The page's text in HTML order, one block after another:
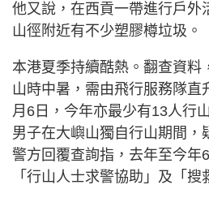
他又說，在西貢一帶進行戶外
山徑附近有不少塑膠樽垃圾。
本港夏季持續酷熱。翻查資料
山時中暑，需由飛行服務隊直
月6日，今年亦最少有13人行
男子在大嶼山獨自行山期間，
警方回覆查詢指，去年至今年
「行山人士求警協助」及「搜